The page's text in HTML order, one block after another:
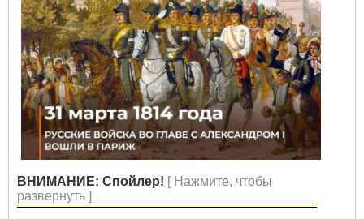
ВНИМАНИЕ: Спойлер! [ Нажмите, чтобы
развернуть ]